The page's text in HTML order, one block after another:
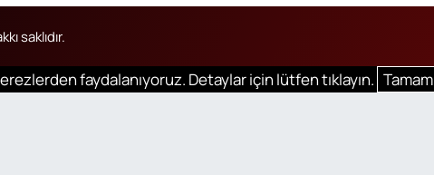
saklıdır.
faydalanıyoruz. Detaylar için lütfen tıklayın. Tamam